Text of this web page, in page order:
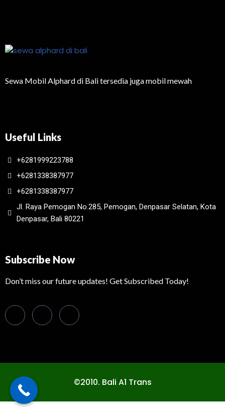
Sewa Mobil Alphard di Bali tersedia juga mobil mewah
Useful Links
+6281999223788
+6281338387977
+6281338387977
Jl. Raya Pemogan No.285, Pemogan, Denpasar Selatan, Kota
Denpasar, Bali 80221
Subscribe Now
Don’t miss our future updates! Get Subscribed Today!
©2010. Bali A1 Trans